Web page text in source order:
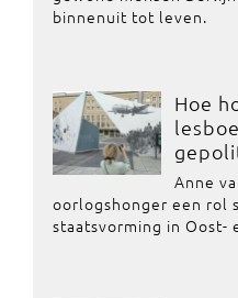
binnenuit tot leven.
Hoe
Anne
oorlogshonger een rol
staatsvorming in Oost-